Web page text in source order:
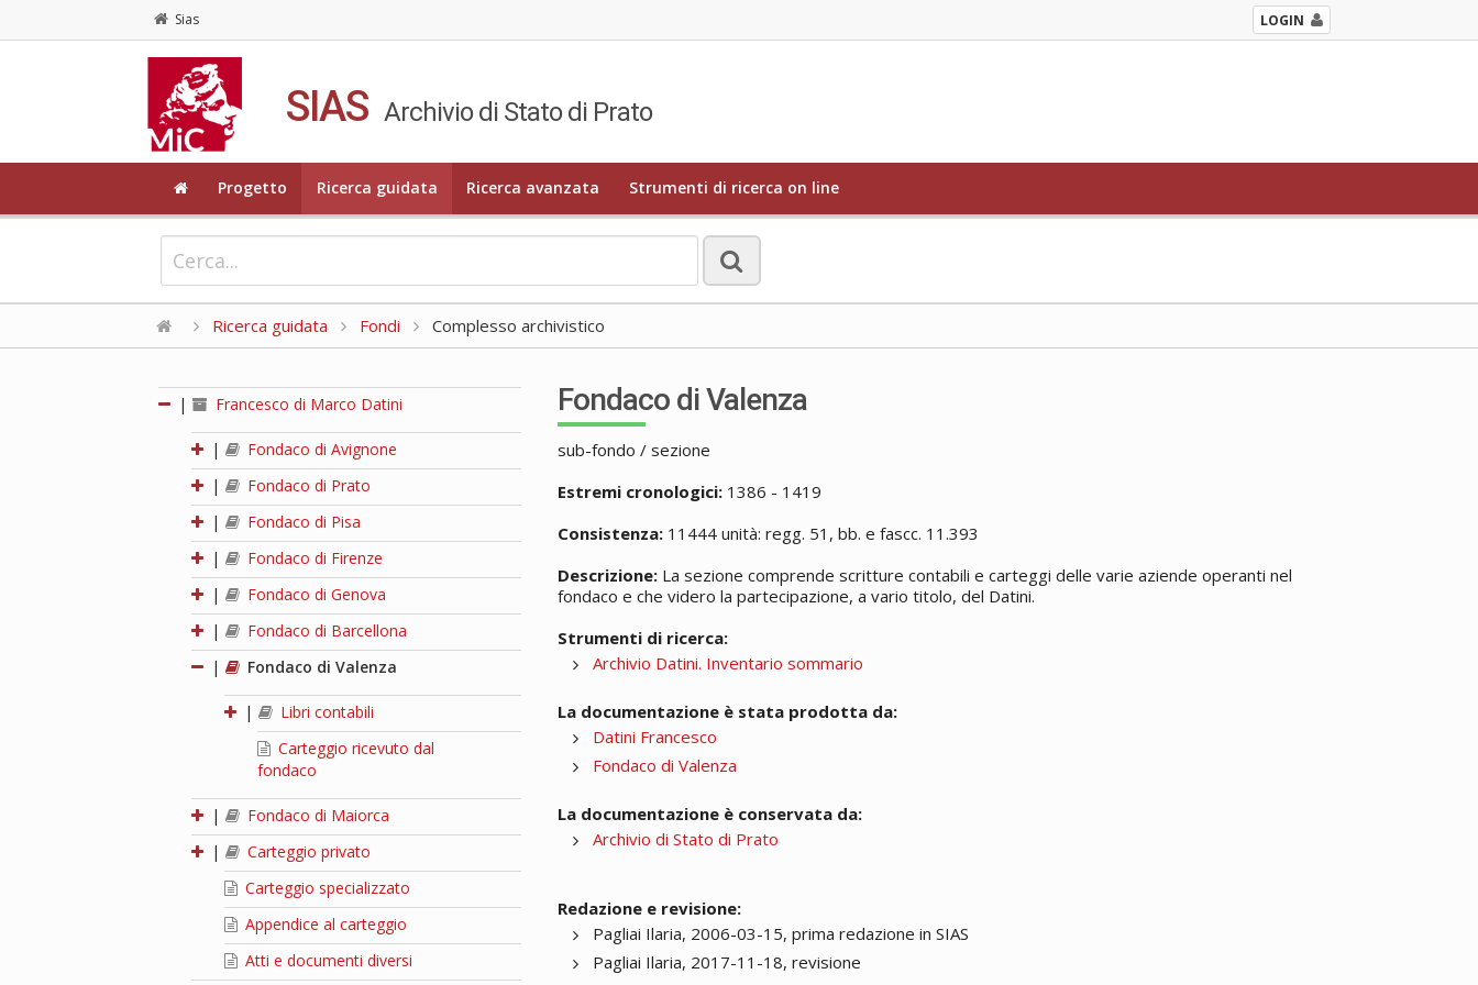
Sias LOGIN
SIAS Archivio di Stato di Prato
Progetto Ricerca guidata Ricerca avanzata Strumenti di ricerca on line
Ricerca guidata Fondi Complesso archivistico
| Francesco di Marco Datini
|
Fondaco di Avignone
|
Fondaco di Prato
|
Fondaco di Pisa
|
Fondaco di Firenze
|
Fondaco di Genova
|
Fondaco di Barcellona
|
Fondaco di Valenza
|
Libri contabili
Carteggio ricevuto dal
fondaco
|
Fondaco di Maiorca
|
Carteggio privato
Carteggio specializzato
Appendice al carteggio
Atti e documenti diversi
Fondaco di Valenza
sub-fondo / sezione
Estremi cronologici: 1386 - 1419
Consistenza: 11444 unità: regg. 51, bb. e fascc. 11.393
Descrizione: La sezione comprende scritture contabili e carteggi delle varie aziende operanti nel
fondaco e che videro la partecipazione, a vario titolo, del Datini.
Strumenti di ricerca:
Archivio Datini. Inventario sommario
La documentazione è stata prodotta da:
Datini Francesco
Fondaco di Valenza
La documentazione è conservata da:
Archivio di Stato di Prato
Redazione e revisione:
Pagliai Ilaria, 2006-03-15, prima redazione in SIAS
Pagliai Ilaria, 2017-11-18, revisione